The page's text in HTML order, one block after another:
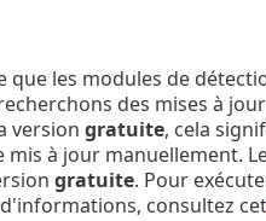
que les modules de
des mises à
version gratuite, cela
à jour manuellement.
gratuite. Pour
consultez cet